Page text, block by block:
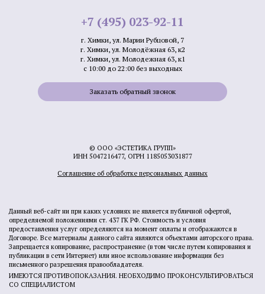
+7 (495) 023-92-11
г. Химки, ул. Марии Рубцовой, 7
г. Химки, ул. Молодёжная 63, к2
г. Химки, ул. Молодежная 63, к1
с 10:00 до 22:00 без выходных
Заказать обратный звонок
© ООО «ЭСТЕТИКА ГРУПП»
ИНН 5047216477, ОГРН 1185053031877
Соглашение об обработке персональных данных
Данный веб-сайт ни при каких условиях не является публичной офертой,
определяемой положениями ст. 437 ГК РФ. Стоимость и условия
предоставления услуг определяются на момент оплаты и отображаются в
Договоре. Все материалы данного сайта являются объектами авторского права.
Запрещается копирование, распространение (в том числе путем копирования и
публикации в сети Интернет) или иное использование информации без
письменного разрешения правообладателя.
ИМЕЮТСЯ ПРОТИВОПОКАЗАНИЯ. НЕОБХОДИМО ПРОКОНСУЛЬТИРОВАТЬСЯ
СО СПЕЦИАЛИСТОМ